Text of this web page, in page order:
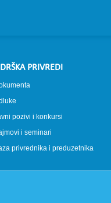
PRIVREDI
pozivi i konkursi
i seminari
privrednika i preduzetnika